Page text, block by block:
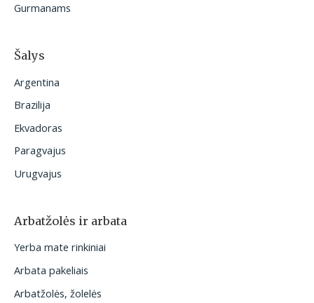
Gurmanams
Šalys
Argentina
Brazilija
Ekvadoras
Paragvajus
Urugvajus
Arbatžolės ir arbata
Yerba mate rinkiniai
Arbata pakeliais
Arbatžolės, žolelės